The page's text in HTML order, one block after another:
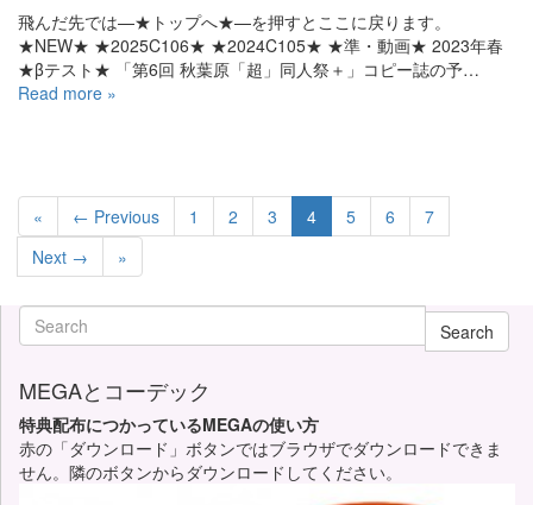
飛んだ先では—★トップへ★—を押すとここに戻ります。
★NEW★ ★2025C106★ ★2024C105★ ★準・動画★ 2023年春
★βテスト★ 「第6回 秋葉原「超」同人祭＋」コピー誌の予…
Read more »
« ← Previous 1 2 3 4 5 6
7
Next →
»
Search
MEGAとコーデック
特典配布につかっているMEGAの使い方
赤の「ダウンロード」ボタンではブラウザでダウンロードできま
せん。隣のボタンからダウンロードしてください。